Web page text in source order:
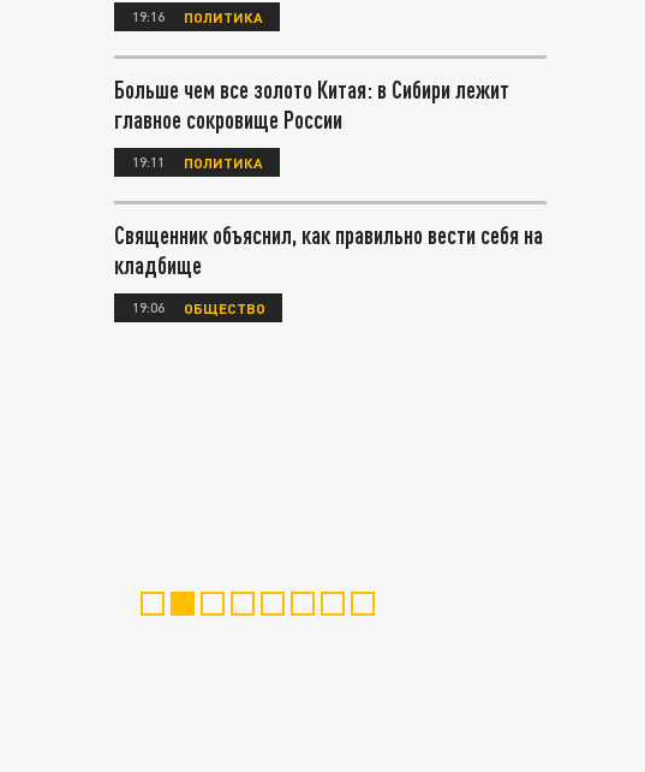
19:16 ПОЛИТИКА
Больше чем все золото Китая: в Сибири лежит
главное сокровище России
19:11 ПОЛИТИКА
Священник объяснил, как правильно вести себя на
кладбище
19:06 ОБЩЕСТВО